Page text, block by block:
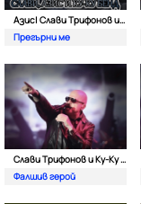
Азис| Слави Трифонов и Ку-Kу Бенд
Прегърни ме
Слави Трифонов и Ку-Kу Бенд
Фалшив герой